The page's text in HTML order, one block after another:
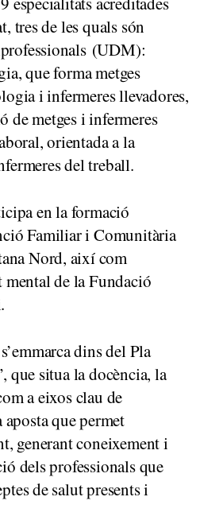
tres de les quals són
(UDM):
que forma metges
i infermeres llevadores,
de metges i infermeres
orientada a la
del treball.
en la formació
Familiar i Comunitària
Nord, així com
mental de la Fundació
dins del Pla
que situa la docència, la
a eixos clau de
que permet
generant coneixement i
dels professionals que
de salut presents i